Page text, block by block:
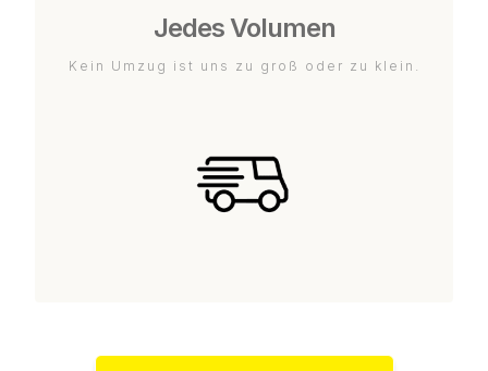
Jedes Volumen
Kein Umzug ist uns zu groß oder zu klein.